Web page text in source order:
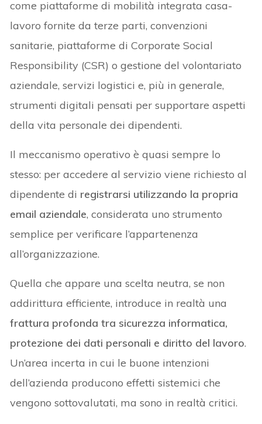
come piattaforme di mobilità integrata casa-
lavoro fornite da terze parti, convenzioni
sanitarie, piattaforme di Corporate Social
Responsibility (CSR) o gestione del volontariato
aziendale, servizi logistici e, più in generale,
strumenti digitali pensati per supportare aspetti
della vita personale dei dipendenti.
Il meccanismo operativo è quasi sempre lo
stesso: per accedere al servizio viene richiesto al
dipendente di registrarsi utilizzando la propria
email aziendale, considerata uno strumento
semplice per verificare l’appartenenza
all’organizzazione.
Quella che appare una scelta neutra, se non
addirittura efficiente, introduce in realtà una
frattura profonda tra sicurezza informatica,
protezione dei dati personali e diritto del lavoro.
Un’area incerta in cui le buone intenzioni
dell’azienda producono effetti sistemici che
vengono sottovalutati, ma sono in realtà critici.